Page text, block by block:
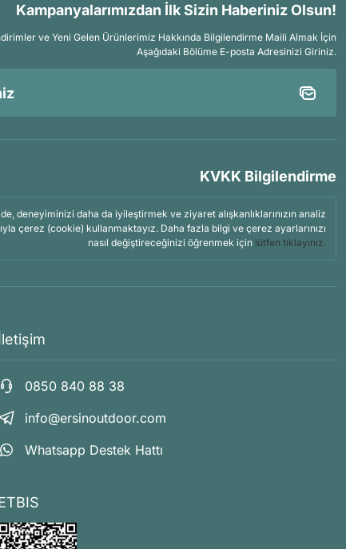
Kampanyalarımızdan İlk Sizin Haberiniz Olsun!
ve Yeni Gelen Ürünlerimiz Hakkında Bilgilendirme Maili Almak İçin
Aşağıdaki Bölüme E-posta Adresinizi Giriniz.
KVKK Bilgilendirme
deneyiminizi daha da iyileştirmek ve ziyaret alışkanlıklarınızın analiz
çerez (cookie) kullanmaktayız. Daha fazla bilgi ve çerez ayarlarınızı
nasıl değiştireceğinizi öğrenmek için lütfen tıklayınız.
0850 840 88 38
info@ersinoutdoor.com
Whatsapp Destek Hattı